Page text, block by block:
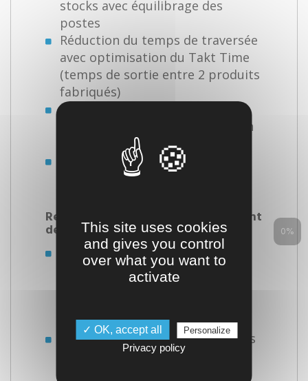
stocks avec équilibrage des
postes
Réduction du temps de traversée
avec optimisation du Takt Time
(temps de sortie entre 2 produits
fabriqués)
Mise en place de
l’approvisionnement par kanban
pour obtenir le flux tiré
Standardisation des bonnes
pratiques avec formalisation de
Réduction des temps de changement
de série :
Identification des opérations de
changement de série sur le
processus avec l’analyse de
spaghetti
Séparation des activités internes
(à faire pendant le
0%
This site uses cookies
and gives you control
over what you want to
activate
✓ OK, accept all Personalize
Privacy policy